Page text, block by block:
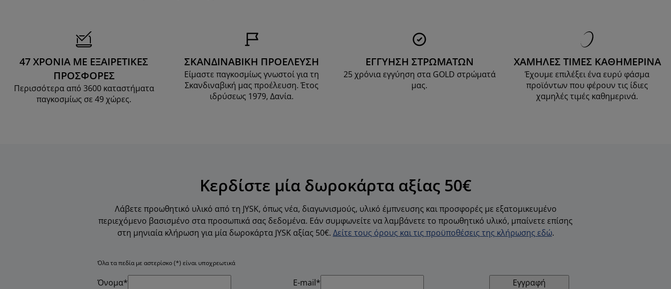
47 ΧΡΟΝΙΑ ΜΕ ΕΞΑΙΡΕΤΙΚΕΣ
ΠΡΟΣΦΟΡΕΣ
Περισσότερα από 3600 καταστήματα
παγκοσμίως σε 49 χώρες.
ΣΚΑΝΔΙΝΑΒΙΚΗ ΠΡΟΕΛΕΥΣΗ
Είμαστε παγκοσμίως γνωστοί για τη
Σκανδιναβική μας προέλευση. Έτος
ιδρύσεως 1979, Δανία.
ΕΓΓΥΗΣΗ ΣΤΡΩΜΑΤΩΝ
25 χρόνια εγγύηση στα GOLD στρώματά
μας.
ΧΑΜΗΛΕΣ ΤΙΜΕΣ ΚΑΘΗΜΕΡΙΝΑ
Έχουμε επιλέξει ένα ευρύ φάσμα
προϊόντων που φέρουν τις ίδιες
χαμηλές τιμές καθημερινά.
Κερδίστε μία δωροκάρτα αξίας 50€
Λάβετε προωθητικό υλικό από τη JYSK, όπως νέα, διαγωνισμούς, υλικό έμπνευσης και προσφορές με εξατομικευμένο
περιεχόμενο βασισμένο στα προσωπικά σας δεδομένα. Εάν συμφωνείτε να λαμβάνετε το προωθητικό υλικό, μπαίνετε επίσης
στη μηνιαία κλήρωση για μία δωροκάρτα JYSK αξίας 50€. Δείτε τους όρους και τις προϋποθέσεις της κλήρωσης εδώ.
Όλα τα πεδία με αστερίσκο (*) είναι υποχρεωτικά
Όνομα* E-mail* Εγγραφή